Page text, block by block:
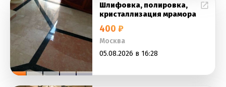
Шлифовка, полировка,
кристаллизация мрамора
400 ₽
Москва
05.08.2026 в 16:28